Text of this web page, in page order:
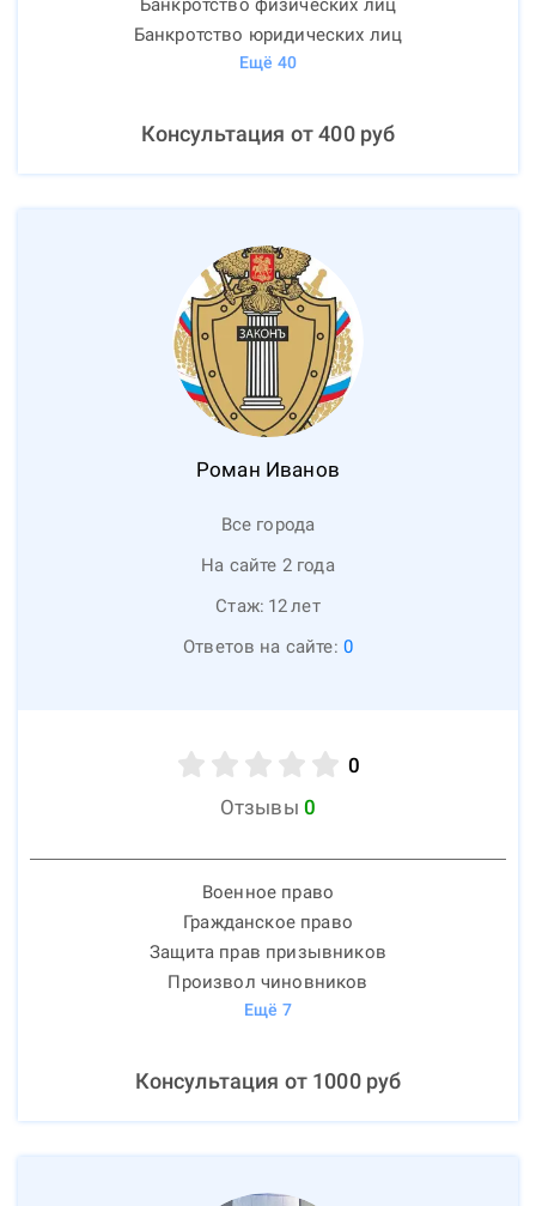
Банкротство физических лиц
Банкротство юридических лиц
Ещё 40
Консультация от400руб
Роман Иванов
Все города
На сайте 2 года
Стаж: 12лет
Ответов на сайте: 0
0
Отзывы 0
Военное право
Гражданское право
Защита прав призывников
Произвол чиновников
Ещё 7
Консультация от 1000руб